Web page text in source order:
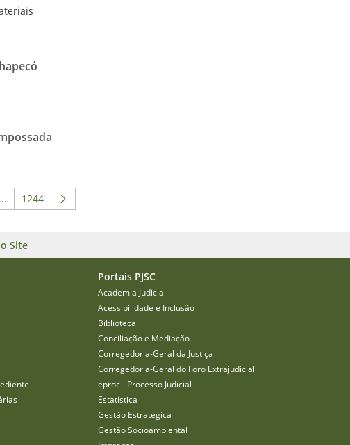
Usar ABA para navegar.
...Páginas intermediárias Usar ABA para navegar.
Página
1244
Site
Portais PJSC
Academia Judicial
Acessibilidade e Inclusão
Biblioteca
Conciliação e Mediação
Corregedoria-Geral da Justiça
Corregedoria-Geral do Foro Extrajudicial
eproc - Processo Judicial
Estatística
Gestão Estratégica
Gestão Socioambiental